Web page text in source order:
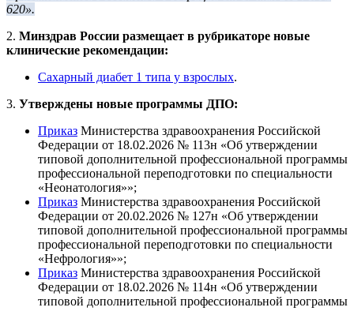
620».
2. Минздрав России размещает в рубрикаторе новые
клинические рекомендации:
Сахарный диабет 1 типа у взрослых.
3. Утверждены новые программы ДПО:
Приказ Министерства здравоохранения Российской
Федерации от 18.02.2026 № 113н «Об утверждении
типовой дополнительной профессиональной программы
профессиональной переподготовки по специальности
«Неонатология»»;
Приказ Министерства здравоохранения Российской
Федерации от 20.02.2026 № 127н «Об утверждении
типовой дополнительной профессиональной программы
профессиональной переподготовки по специальности
«Нефрология»»;
Приказ Министерства здравоохранения Российской
Федерации от 18.02.2026 № 114н «Об утверждении
типовой дополнительной профессиональной программы